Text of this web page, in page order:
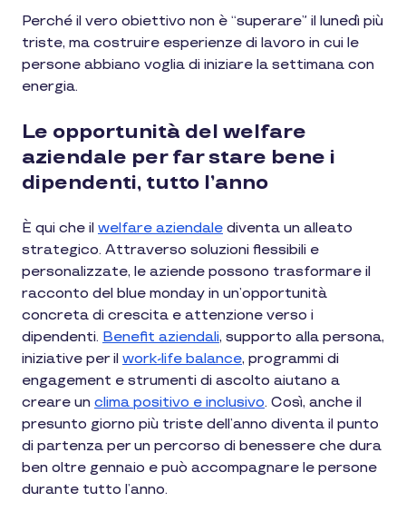
Perché il vero obiettivo non è “superare” il lunedì più
triste, ma costruire esperienze di lavoro in cui le
persone abbiano voglia di iniziare la settimana con
energia.
Le opportunità del welfare
aziendale per far stare bene i
dipendenti, tutto l’anno
È qui che il welfare aziendale diventa un alleato
strategico. Attraverso soluzioni flessibili e
personalizzate, le aziende possono trasformare il
racconto del blue monday in un’opportunità
concreta di crescita e attenzione verso i
dipendenti. Benefit aziendali, supporto alla persona,
iniziative per il work-life balance, programmi di
engagement e strumenti di ascolto aiutano a
creare un clima positivo e inclusivo. Così, anche il
presunto giorno più triste dell’anno diventa il punto
di partenza per un percorso di benessere che dura
ben oltre gennaio e può accompagnare le persone
durante tutto l’anno.